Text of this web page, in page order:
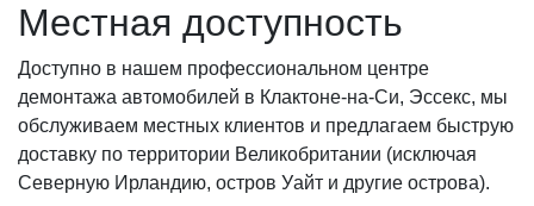
Местная доступность
Доступно в нашем профессиональном центре
демонтажа автомобилей в Клактоне-на-Си, Эссекс, мы
обслуживаем местных клиентов и предлагаем быструю
доставку по территории Великобритании (исключая
Северную Ирландию, остров Уайт и другие острова).